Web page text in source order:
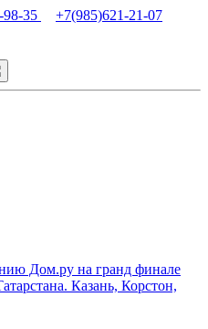
98-35 +7(985)621-21-07
Дом.ру на гранд финале
Казань, Корстон,